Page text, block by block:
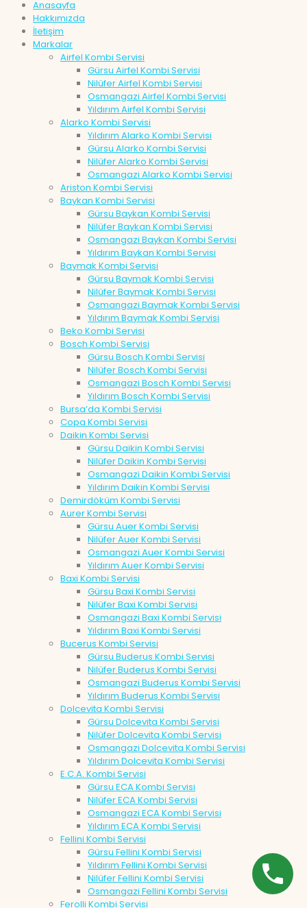
Anasayfa
Hakkımızda
İletişim
Markalar
Airfel Kombi Servisi
Gürsu Airfel Kombi Servisi
Nilüfer Airfel Kombi Servisi
Osmangazi Airfel Kombi Servisi
Yıldırım Airfel Kombi Servisi
Alarko Kombi Servisi
Yıldırım Alarko Kombi Servisi
Gürsu Alarko Kombi Servisi
Nilüfer Alarko Kombi Servisi
Osmangazi Alarko Kombi Servisi
Ariston Kombi Servisi
Baykan Kombi Servisi
Gürsu Baykan Kombi Servisi
Nilüfer Baykan Kombi Servisi
Osmangazi Baykan Kombi Servisi
Yıldırım Baykan Kombi Servisi
Baymak Kombi Servisi
Gürsu Baymak Kombi Servisi
Nilüfer Baymak Kombi Servisi
Osmangazi Baymak Kombi Servisi
Yıldırım Baymak Kombi Servisi
Beko Kombi Servisi
Bosch Kombi Servisi
Gürsu Bosch Kombi Servisi
Nilüfer Bosch Kombi Servisi
Osmangazi Bosch Kombi Servisi
Yıldırım Bosch Kombi Servisi
Bursa’da Kombi Servisi
Copa Kombi Servisi
Daikin Kombi Servisi
Gürsu Daikin Kombi Servisi
Nilüfer Daikin Kombi Servisi
Osmangazi Daikin Kombi Servisi
Yıldırım Daikin Kombi Servisi
Demirdöküm Kombi Servisi
Aurer Kombi Servisi
Gürsu Auer Kombi Servisi
Nilüfer Auer Kombi Servisi
Osmangazi Auer Kombi Servisi
Yıldırım Auer Kombi Servisi
Baxi Kombi Servisi
Gürsu Baxi Kombi Servisi
Nilüfer Baxi Kombi Servisi
Osmangazi Baxi Kombi Servisi
Yıldırım Baxi Kombi Servisi
Bucerus Kombi Servisi
Gürsu Buderus Kombi Servisi
Nilüfer Buderus Kombi Servisi
Osmangazi Buderus Kombi Servisi
Yıldırım Buderus Kombi Servisi
Dolcevita Kombi Servisi
Gürsu Dolcevita Kombi Servisi
Nilüfer Dolcevita Kombi Servisi
Osmangazi Dolcevita Kombi Servisi
Yıldırım Dolcevita Kombi Servisi
E.C.A. Kombi Servisi
Gürsu ECA Kombi Servisi
Nilüfer ECA Kombi Servisi
Osmangazi ECA Kombi Servisi
Yıldırım ECA Kombi Servisi
Fellini Kombi Servisi
Gürsu Fellini Kombi Servisi
Yıldırım Fellini Kombi Servisi
Nilüfer Fellini Kombi Servisi
Osmangazi Fellini Kombi Servisi
Ferolli Kombi Servisi